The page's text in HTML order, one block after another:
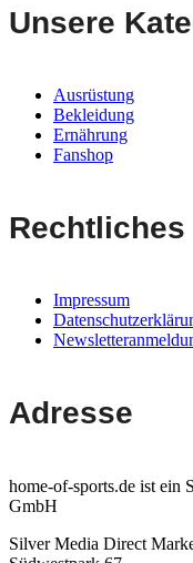
Unsere
Ausrüstung
Bekleidung
Ernährung
Fanshop
Rechtliches
Impressum
Adresse
home-of-sports.de ist ein
GmbH
Silver Media Direct